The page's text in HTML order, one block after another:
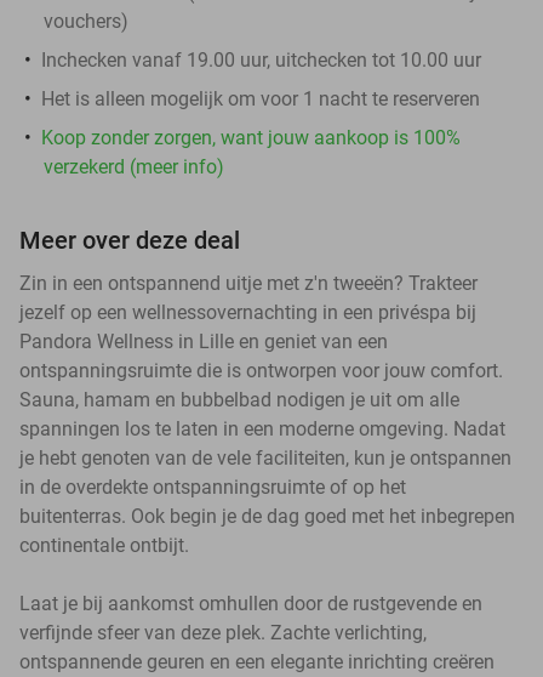
vouchers)
Inchecken vanaf 19.00 uur, uitchecken tot 10.00 uur
Het is alleen mogelijk om voor 1 nacht te reserveren
Koop zonder zorgen, want jouw aankoop is 100%
verzekerd (meer info)
Meer over deze deal
Zin in een ontspannend uitje met z'n tweeën? Trakteer
jezelf op een wellnessovernachting in een privéspa bij
Pandora Wellness in Lille en geniet van een
ontspanningsruimte die is ontworpen voor jouw comfort.
Sauna, hamam en bubbelbad nodigen je uit om alle
spanningen los te laten in een moderne omgeving. Nadat
je hebt genoten van de vele faciliteiten, kun je ontspannen
in de overdekte ontspanningsruimte of op het
buitenterras. Ook begin je de dag goed met het inbegrepen
continentale ontbijt.
Laat je bij aankomst omhullen door de rustgevende en
verfijnde sfeer van deze plek. Zachte verlichting,
ontspannende geuren en een elegante inrichting creëren